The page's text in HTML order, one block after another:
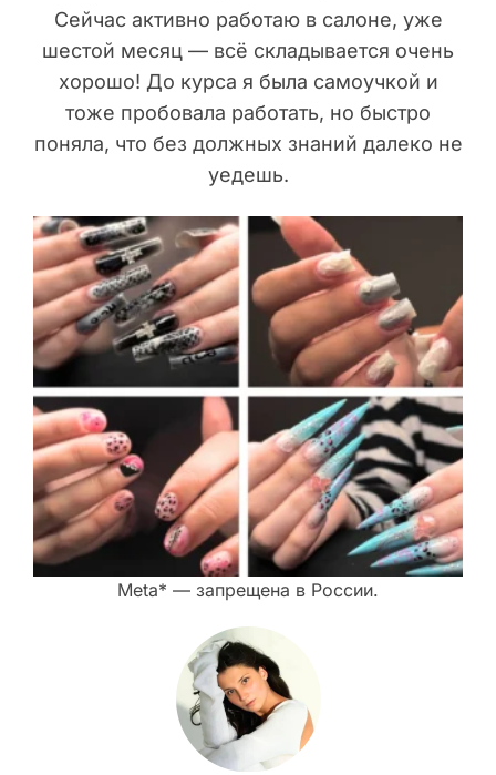
Сейчас активно работаю в салоне, уже
шестой месяц — всё складывается очень
хорошо! До курса я была самоучкой и
тоже пробовала работать, но быстро
поняла, что без должных знаний далеко не
уедешь.
Meta* — запрещена в России.